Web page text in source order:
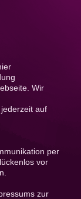
Wir
auf
per
vor
zur